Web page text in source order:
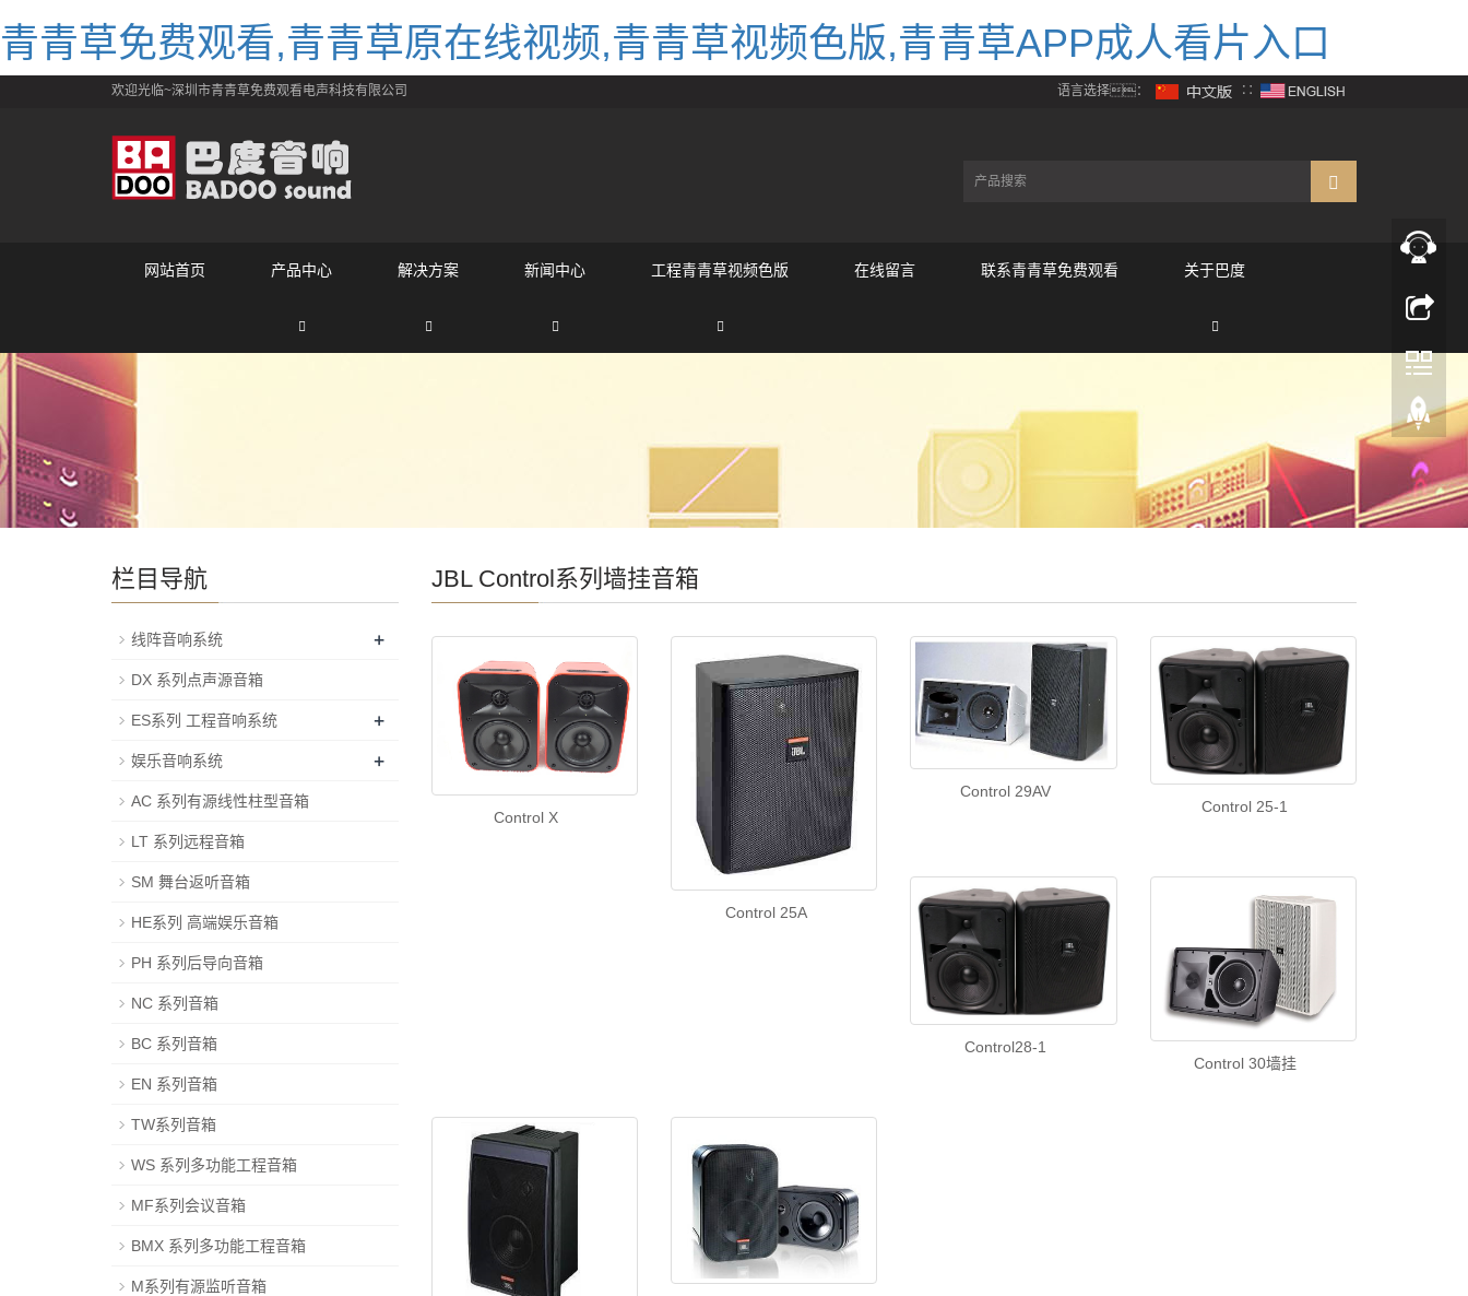
青青草免费观看,青青草原在线视频,青青草视频色版,青青草APP成人看片入口
欢迎光临~深圳市青青草免费观看电声科技有限公司 语言选择： ∷
网站首页 产品中心 解决方案 新闻中心 工程青青草视频色版 在线留言 联系青青草免费观看 关于巴度
JBL Control系列墙挂音箱
Control X
Control 25A
Control 29AV
Control 25-1
Control28-1
Control 30墙挂
栏目导航
线阵音响系统 +
DX 系列点声源音箱
ES系列 工程音响系统 +
娱乐音响系统 +
AC 系列有源线性柱型音箱
LT 系列远程音箱
SM 舞台返听音箱
HE系列 高端娱乐音箱
PH 系列后导向音箱
NC 系列音箱
BC 系列音箱
EN 系列音箱
TW系列音箱
WS 系列多功能工程音箱
MF系列会议音箱
BMX 系列多功能工程音箱
M系列有源监听音箱